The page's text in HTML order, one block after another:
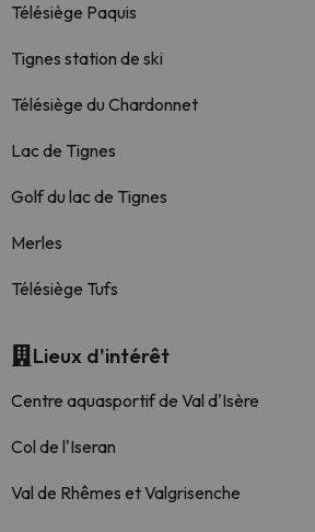
Télésiège Paquis
Tignes station de ski
Télésiège du Chardonnet
Lac de Tignes
Golf du lac de Tignes
Merles
Télésiège Tufs
Lieux d'intérêt
Centre aquasportif de Val d'Isère
Col de l'Iseran
Val de Rhêmes et Valgrisenche